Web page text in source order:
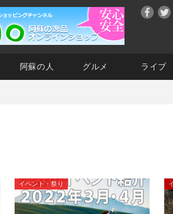
阿蘇の人 グルメ ライブ
イベント・祭り